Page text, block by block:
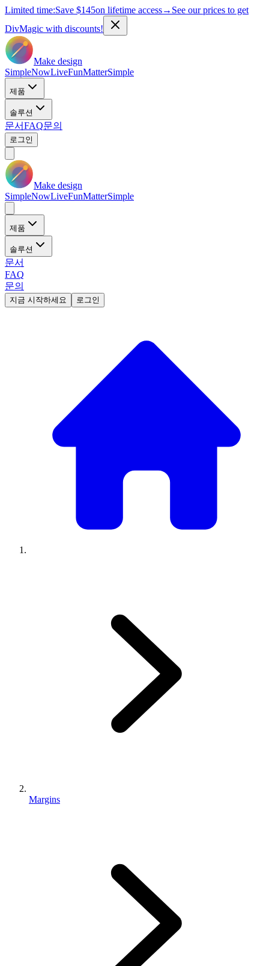
Limited time:Save $145on lifetime access→ See our prices to get
DivMagic with discounts!
Make design
SimpleNowLiveFunMatterSimple
제품
솔루션
문서FAQ문의
로그인
Make design
SimpleNowLiveFunMatterSimple
제품
솔루션
문서
FAQ
문의
지금 시작하세요 로그인
Margins